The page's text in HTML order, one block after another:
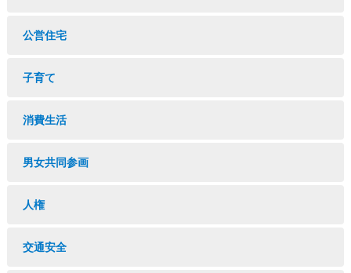
公営住宅
子育て
消費生活
男女共同参画
人権
交通安全